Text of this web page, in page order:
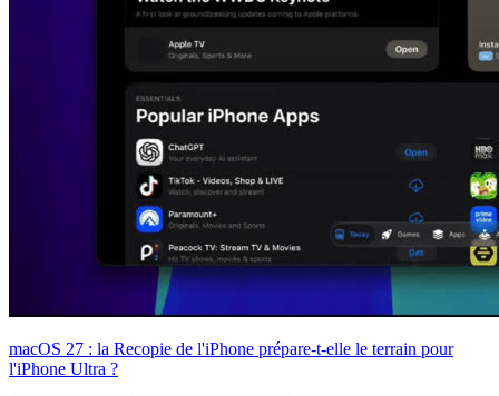
macOS 27 : la Recopie de l'iPhone prépare-t-elle le terrain pour
l'iPhone Ultra ?